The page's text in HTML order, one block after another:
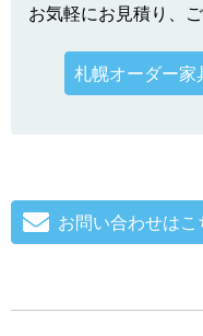
お気軽にお見積り、
札幌オーダー家
お問い合わせはこ